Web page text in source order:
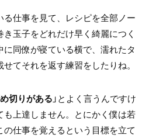
仕事を見て、レシピを全部ノー
玉子をどれだけ早く綺麗につく
同僚が寝ている横で、濡れたタ
てそれを返す練習をしたりね。
切りがある 」とよく言うんですけ
も上達しません。とにかく僕は若
仕事を覚えるという目標を立て